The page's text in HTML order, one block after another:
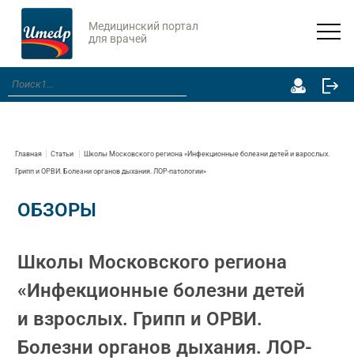
Медицинский портал
для врачей
Главная Статьи Школы Московского региона «Инфекционные болезни детей и взрослых.
Грипп и ОРВИ. Болезни органов дыхания. ЛОР-патологии»
ОБЗОРЫ
Школы Московского региона
«Инфекционные болезни детей
и взрослых. Грипп и ОРВИ.
Болезни органов дыхания. ЛОР-